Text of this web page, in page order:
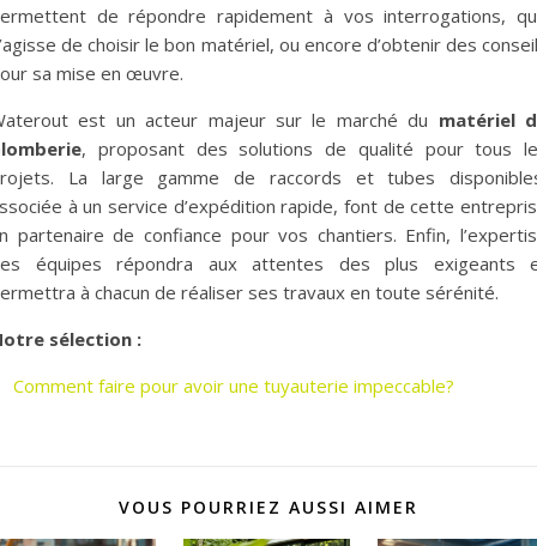
de répondre rapidement à vos interrogations,
de choisir le bon matériel, ou encore d’obtenir des
sa mise en œuvre.
est un acteur majeur sur le marché du matériel
, proposant des solutions de qualité pour tous
La large gamme de raccords et tubes
à un service d’expédition rapide, font de cette
partenaire de confiance pour vos chantiers. Enfin,
équipes répondra aux attentes des plus exigeants
à chacun de réaliser ses travaux en toute sérénité.
sélection :
Comment faire pour avoir une tuyauterie impeccable?
VOUS POURRIEZ AUSSI AIMER